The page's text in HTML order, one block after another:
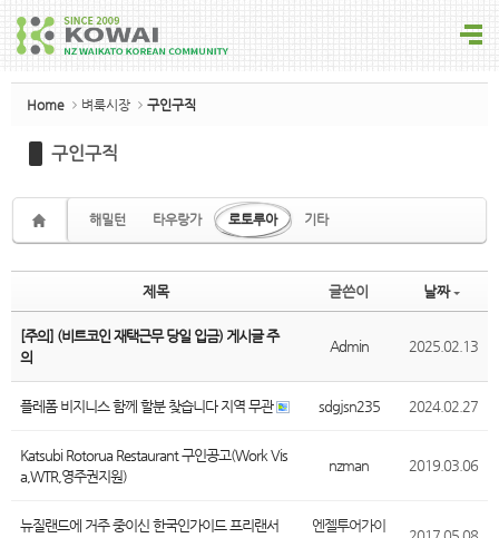
Home 벼룩시장 구인구직
구인구직
해밀턴 타우랑가 로토루아 기타
제목 글쓴이 날짜
[주의] (비트코인 재택근무 당일 입금) 게시글 주
의
Admin 2025.02.13
플레폼 비지니스 함께 할분 찾습니다 지역 무관 sdgjsn235 2024.02.27
Katsubi Rotorua Restaurant 구인공고(Work Vis
a,WTR,영주권지원)
nzman 2019.03.06
뉴질랜드에 거주 중이신 한국인가이드 프리랜서
엔젤투어가이
Sketchbook5, 스케치북5
Sketchbook5, 스케치북5